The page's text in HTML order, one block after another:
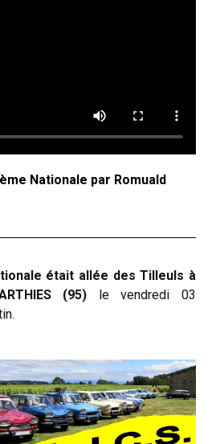
Nationale par Romuald
était allée des Tilleuls à
(95) le vendredi 03